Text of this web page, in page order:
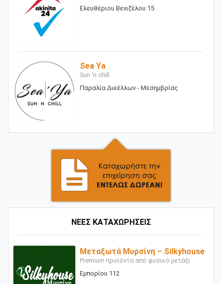
Ελευθέριου Βενιζέλου 15
Sea Ya
Sun 'n chill
Παραλία Δικέλλων - Μεσημβρίας
ΝΕΕΣ ΚΑΤΑΧΩΡΗΣΕΙΣ
Μεταξωτά Μυρσίνη – Silkyhouse
Premium προϊόντα από φυσικό μετάξι
Εμπορίου 112